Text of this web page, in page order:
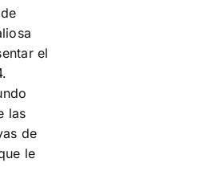
el
las
de
le